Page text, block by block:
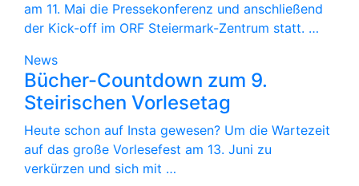
am 11. Mai die Pressekonferenz und anschließend
der Kick-off im ORF Steiermark-Zentrum statt. …
News
Bücher-Countdown zum 9.
Steirischen Vorlesetag
Heute schon auf Insta gewesen? Um die Wartezeit
auf das große Vorlesefest am 13. Juni zu
verkürzen und sich mit …